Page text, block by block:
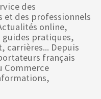
des
et des professionnels
online,
guides pratiques,
carrières... Depuis
français
Commerce